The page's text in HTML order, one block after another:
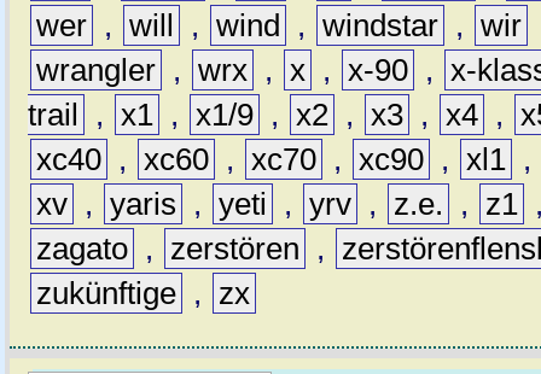
wer , will , wind , windstar , wir
wrangler , wrx , x , x-90 , x-
trail
, x1 , x1/9 , x2 , x3 , x4 ,
xc40 , xc60 , xc70 , xc90 , xl1 ,
xv , yaris , yeti , yrv , z.e. , z1
zagato , zerstören ,
zukünftige , zx